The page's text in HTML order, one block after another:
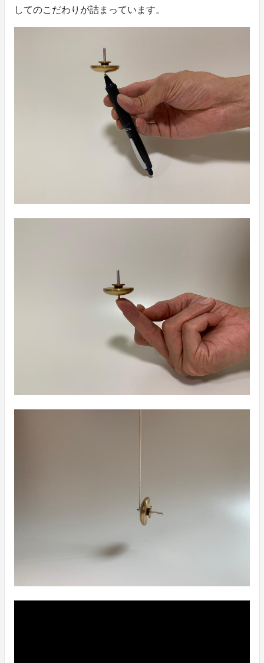
してのこだわりが詰まっています。